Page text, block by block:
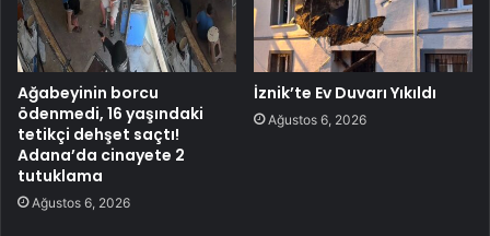
Ağabeyinin borcu
ödenmedi, 16 yaşındaki
tetikçi dehşet saçtı!
Adana’da cinayete 2
tutuklama
Ağustos 6, 2026
İznik’te Ev Duvarı Yıkıldı
Ağustos 6, 2026